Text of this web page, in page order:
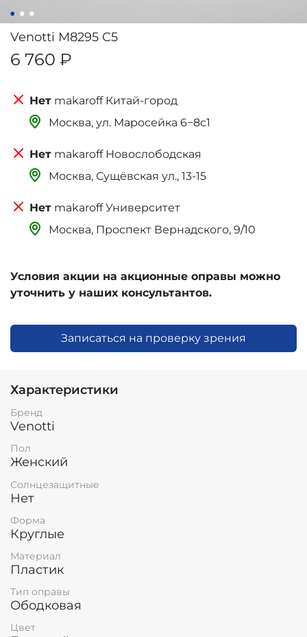
Venotti M8295 C5
6 760 ₽
makaroff Китай-город
Москва, ‌‌‌‌ул. Маросейка 6−8с1
makaroff Новослободская
Москва, Сущёвская ул., 13-15
makaroff Университет
Москва, Проспект Вернадского, 9/10
Условия акции на акционные оправы можно
уточнить у наших консультантов.
Записаться на проверку зрения
Характеристики
Бренд
Venotti
Пол
Женский
Солнцезащитные
Нет
Форма
Круглые
Материал
Пластик
Тип оправы
Ободковая
Цвет